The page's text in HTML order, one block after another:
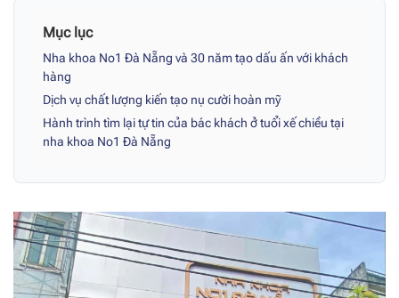
Mục lục
Nha khoa No1 Đà Nẵng và 30 năm tạo dấu ấn với khách
hàng
Dịch vụ chất lượng kiến tạo nụ cười hoàn mỹ
Hành trình tìm lại tự tin của bác khách ở tuổi xế chiều tại
nha khoa No1 Đà Nẵng